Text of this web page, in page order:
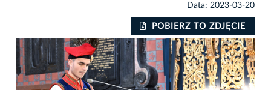
Data: 2023-03-20
POBIERZ TO ZDJĘCIE